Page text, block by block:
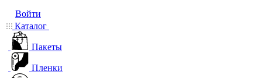
Войти
Каталог
Пакеты
Пленки